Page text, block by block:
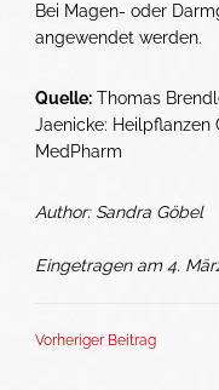
Bei Magen- oder
angewendet werden.
Quelle: Thomas
Jaenicke: Heilpflanzen
MedPharm
Author: Sandra Göbel
Eingetragen am 4.
Vorheriger Beitrag